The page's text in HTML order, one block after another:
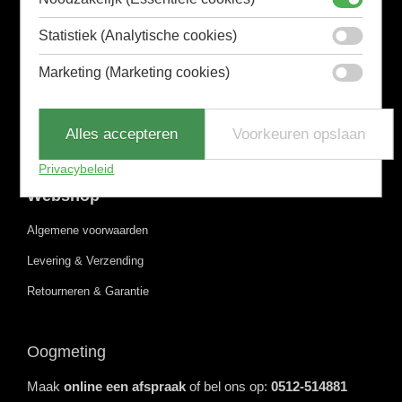
Diensten
Oogmeting
Optometrie
Contactlenzen
Webshop
Algemene voorwaarden
Levering & Verzending
Retourneren & Garantie
Oogmeting
Maak online een afspraak of bel ons op: 0512-514881
Statistiek (Analytische cookies)
Marketing (Marketing cookies)
Alles accepteren Voorkeuren opslaan
Privacybeleid